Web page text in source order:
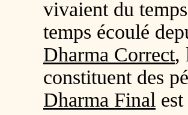
vivaient du
temps écoulé
Dharma Correct,
constituent des
Dharma Final